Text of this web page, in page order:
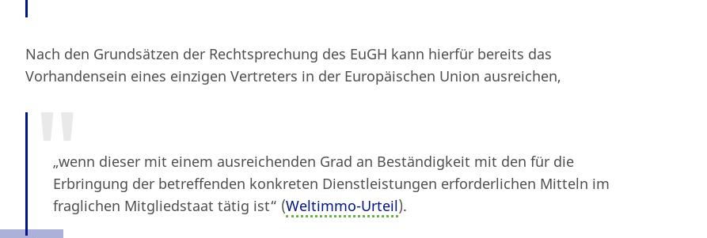
Nach den Grundsätzen der Rechtsprechung des EuGH kann hierfür bereits das
Vorhandensein eines einzigen Vertreters in der Europäischen Union ausreichen,
„wenn dieser mit einem ausreichenden Grad an Beständigkeit mit den für die
Erbringung der betreffenden konkreten Dienstleistungen erforderlichen Mitteln im
fraglichen Mitgliedstaat tätig ist“ (Weltimmo-Urteil).